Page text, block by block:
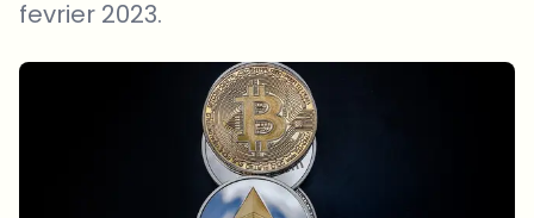
fevrier 2023.